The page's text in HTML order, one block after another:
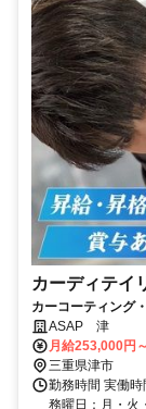
カーディテイ
カーコーティング
125日★高収入★昇
ASAP 津
月給253,000円
三重県津市
勤務時間 実働
務曜日：月・火